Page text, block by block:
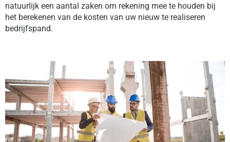
natuurlijk een aantal zaken om rekening mee te houden bij
het berekenen van de kosten van uw nieuw te realiseren
bedrijfspand.